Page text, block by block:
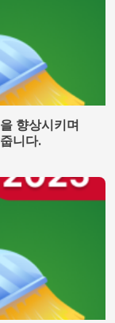
향상시키며
니다.